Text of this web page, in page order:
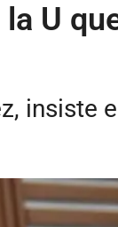
U
insiste